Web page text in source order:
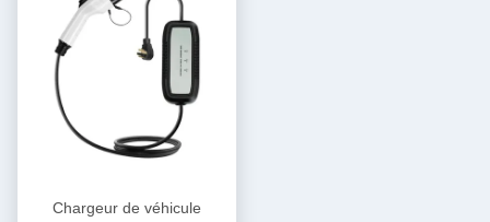
de voiture
Chargeur de véhicule